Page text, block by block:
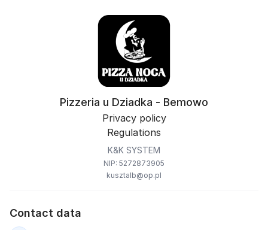
Pizzeria u Dziadka - Bemowo
Privacy policy
Regulations
K&K SYSTEM
NIP: 5272873905
kusztalb@op.pl
Contact data